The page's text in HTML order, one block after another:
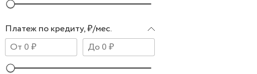
Платеж по кредиту, ₽/мес.